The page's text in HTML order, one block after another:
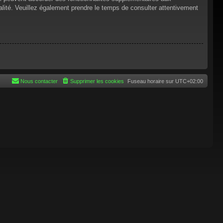
Veuillez également prendre le temps de consulter attentivement
Fuseau horaire sur UTC+02:00
Supprimer les cookies
Nous contacter